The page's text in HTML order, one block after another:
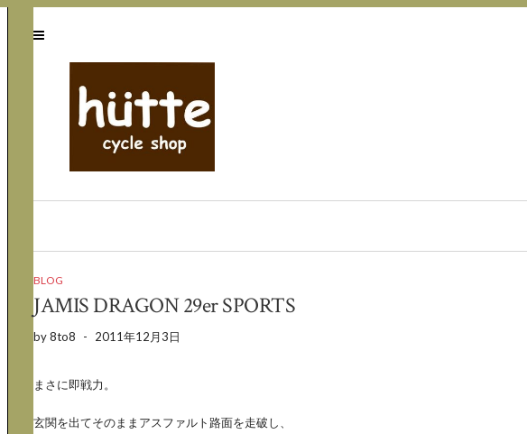
BLOG
JAMIS DRAGON 29er SPORTS
by8to8 - 2011年12月3日
まさに即戦力。
玄関を出てそのままアスファルト路面を走破し、